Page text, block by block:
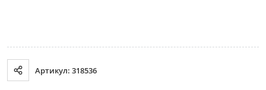
Артикул: 318536